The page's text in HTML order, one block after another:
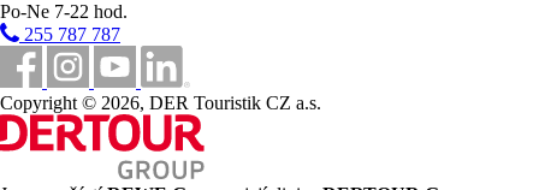
Po-Ne 7-22 hod.
255 787 787
Copyright © 2026, DER Touristik CZ a.s.